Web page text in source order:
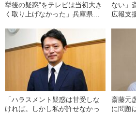
挙後の疑惑”をテレビは当初大き
く取り上げなかった」兵庫県知
した“報道の穴”
ない」
広報支
ら
「SNS
「ハラスメント疑惑は甘受しな
ければ。しかし私が許せなかっ
斎藤元
に問題